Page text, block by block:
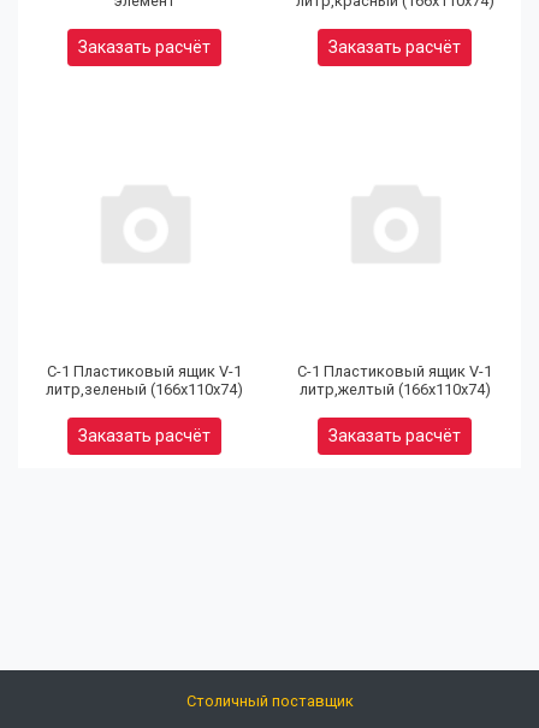
Заказать расчёт Заказать расчёт
С-1 Пластиковый ящик V-1
литр,зеленый (166х110х74)
Заказать расчёт
С-1 Пластиковый ящик V-1
литр,желтый (166х110х74)
Заказать расчёт
Столичный поставщик